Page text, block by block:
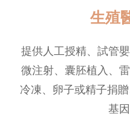
生殖
提供人工授精、試管
微注射、囊胚植入、
冷凍、卵子或精子捐
基